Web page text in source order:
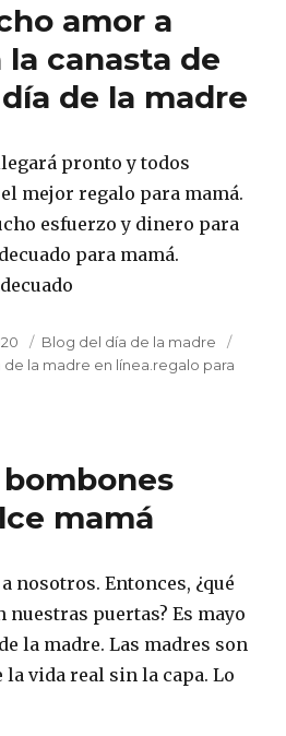
amor a
canasta de
de la madre
pronto y todos
mejor regalo para mamá.
esfuerzo y dinero para
para mamá.
Category
Blog del día de la madre
la madre en línea.regalo para
mamá
nosotros. Entonces, ¿qué
nuestras puertas? Es mayo
la madre. Las madres son
vida real sin la capa. Lo